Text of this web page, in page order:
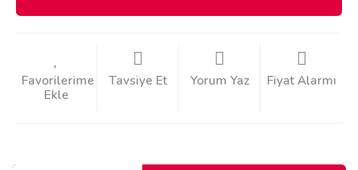
Tavsiye Et Yorum Yaz Fiyat Alarmı